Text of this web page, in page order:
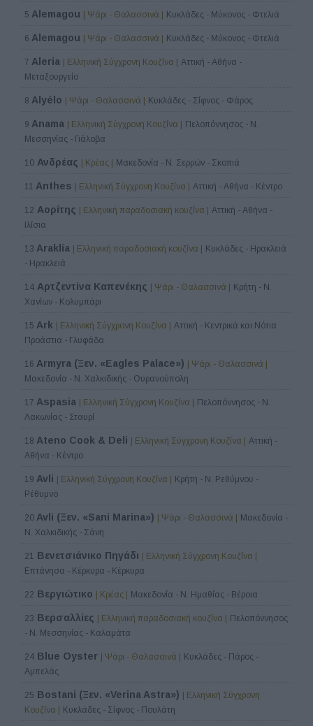
5 Alemagou | Ψάρι - Θαλασσινά | Κυκλάδες - Μύκονος - Φτελιά
6 Alemagou | Ψάρι - Θαλασσινά | Κυκλάδες - Μύκονος - Φτελιά
7 Aleria | Ελληνική Σύγχρονη Κουζίνα | Αττική - Αθήνα -
Μεταξουργείο
8 Alyélo | Ψάρι - Θαλασσινά | Κυκλάδες - Σίφνος - Φάρος
9 Anama | Ελληνική Σύγχρονη Κουζίνα | Πελοπόννησος - Ν.
Μεσσηνίας - Γιάλοβα
10 Ανδρέας | Κρέας | Μακεδονία - Ν. Σερρών - Σκοπιά
11 Anthes | Ελληνική Σύγχρονη Κουζίνα | Αττική - Αθήνα - Κέντρο
12 Αορίτης | Ελληνική παραδοσιακή κουζίνα | Αττική - Αθήνα -
Ιλίσια
13 Araklia | Ελληνική παραδοσιακή κουζίνα | Κυκλάδες - Ηρακλειά
- Ηρακλειά
14 Αρτζεντίνα Καπενέκης | Ψάρι - Θαλασσινά | Κρήτη - Ν.
Χανίων - Κολυμπάρι
15 Ark | Ελληνική Σύγχρονη Κουζίνα | Αττική - Κεντρικά και Νότια
Προάστια - Γλυφάδα
16 Armyra (Ξεν. «Eagles Palace») | Ψάρι - Θαλασσινά |
Μακεδονία - Ν. Χαλκιδικής - Ουρανούπολη
17 Aspasia | Ελληνική Σύγχρονη Κουζίνα | Πελοπόννησος - Ν.
Λακωνίας - Σταυρί
18 Ateno Cook & Deli | Ελληνική Σύγχρονη Κουζίνα | Αττική -
Αθήνα - Κέντρο
19 Avli | Ελληνική Σύγχρονη Κουζίνα | Κρήτη - Ν. Ρεθύμνου -
Ρέθυμνο
20 Avli (Ξεν. «Sani Marina») | Ψάρι - Θαλασσινά | Μακεδονία -
Ν. Χαλκιδικής - Σάνη
21 Βενετσιάνικο Πηγάδι | Ελληνική Σύγχρονη Κουζίνα |
Επτάνησα - Κέρκυρα - Κέρκυρα
22 Βεργιώτικο | Κρέας | Μακεδονία - Ν. Ημαθίας - Βέροια
23 Βερσαλλίες | Ελληνική παραδοσιακή κουζίνα | Πελοπόννησος
- Ν. Μεσσηνίας - Καλαμάτα
24 Blue Oyster | Ψάρι - Θαλασσινά | Κυκλάδες - Πάρος -
Αμπελάς
25 Bostani (Ξεν. «Verina Astra») | Ελληνική Σύγχρονη
Κουζίνα | Κυκλάδες - Σίφνος - Πουλάτη